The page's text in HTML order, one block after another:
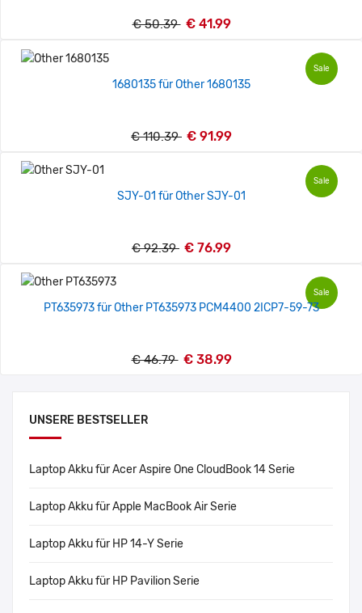
UNSERE BESTSELLER
Laptop Akku für Acer Aspire One CloudBook 14 Serie
Laptop Akku für Apple MacBook Air Serie
Laptop Akku für HP 14-Y Serie
Laptop Akku für HP Pavilion Serie
€ 50.39 € 41.99
Sale
1680135 für Other 1680135
€ 110.39 € 91.99
Sale
SJY-01 für Other SJY-01
€ 92.39 € 76.99
Sale
PT635973 für Other PT635973 PCM4400 2ICP7-59-73
€ 46.79 € 38.99